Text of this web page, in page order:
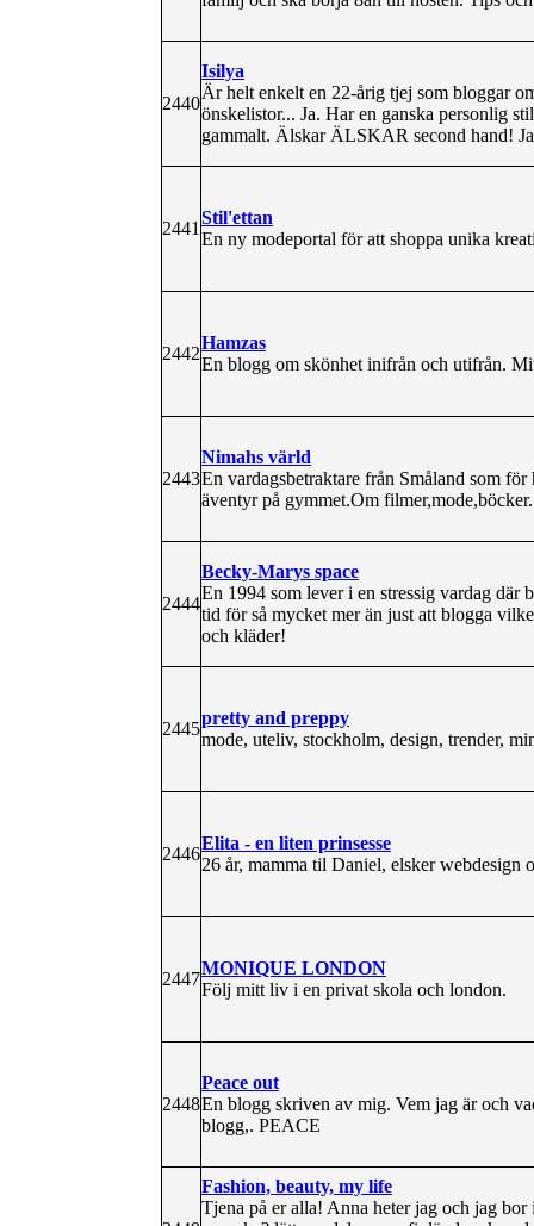
2440
Isilya
Är helt enkelt en 22-årig tjej som bloggar
önskelistor... Ja. Har en ganska personlig
gammalt. Älskar ÄLSKAR second hand!
2441
Stil'ettan
En ny modeportal för att shoppa unika
2442
Hamzas
En blogg om skönhet inifrån och utifrån.
2443
Nimahs värld
En vardagsbetraktare från Småland som
äventyr på gymmet.Om filmer,mode,böcker.
2444
Becky-Marys space
En 1994 som lever i en stressig vardag där
tid för så mycket mer än just att blogga
och kläder!
2445
pretty and preppy
mode, uteliv, stockholm, design, trender,
2446
Elita - en liten prinsesse
26 år, mamma til Daniel, elsker
2447
MONIQUE LONDON
Följ mitt liv i en privat skola och london.
2448
Peace out
En blogg skriven av mig. Vem jag är och
blogg,. PEACE
Fashion, beauty, my life
Tjena på er alla! Anna heter jag och jag